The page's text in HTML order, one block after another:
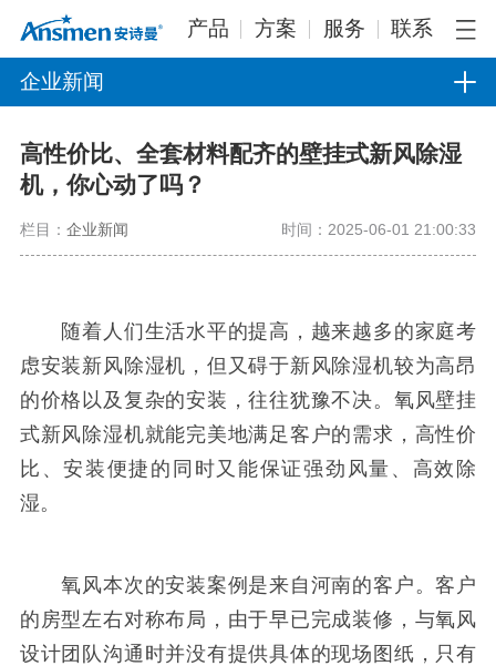
产品 方案 服务 联系
企业新闻
高性价比、全套材料配齐的壁挂式新风除湿
机，你心动了吗？
栏目： 企业新闻 时间：2025-06-01 21:00:33
随着人们生活水平的提高，越来越多的家庭考
虑安装新风除湿机，但又碍于新风除湿机较为高昂
的价格以及复杂的安装，往往犹豫不决。氧风壁挂
式新风除湿机就能完美地满足客户的需求，高性价
比、安装便捷的同时又能保证强劲风量、高效除
湿。
氧风本次的安装案例是来自河南的客户。客户
的房型左右对称布局，由于早已完成装修，与氧风
设计团队沟通时并没有提供具体的现场图纸，只有